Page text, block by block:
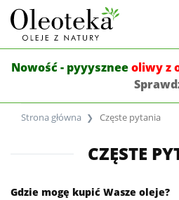
Nowość - pyyyszneeoliwy z
Strona główna Częste pytania
CZĘSTE
Gdzie mogę kupić Wasze oleje?